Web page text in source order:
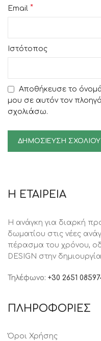
Email *
Ιστότοπος
Αποθήκευσε το
μου σε αυτόν τον
σχολιάσω.
Η ΕΤΑΙΡΕΙΑ
Η ανάγκη για διαρκή
δωματίου στις νέες
πέρασμα του χρόνου,
DESIGN στην
Τηλέφωνο: +30 2651
ΠΛΗΡΟΦΟΡΙΕΣ
Όροι Χρήσης